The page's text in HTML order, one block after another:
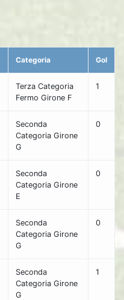
Categoria Gol
Terza Categoria
Fermo Girone F
1
Seconda
Categoria Girone
G
0
Seconda
Categoria Girone
E
0
Seconda
Categoria Girone
G
0
Seconda
Categoria Girone
G
1